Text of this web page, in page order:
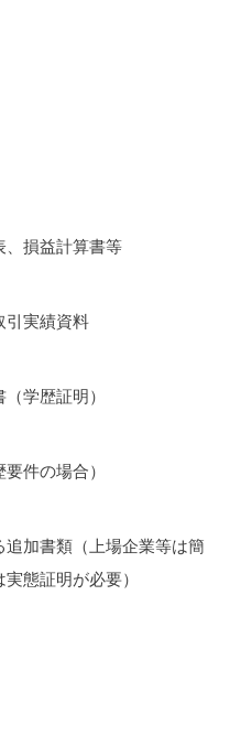
、損益計算書等
引実績資料
学歴証明）
件の場合）
加書類（上場企業等は簡
態証明が必要）